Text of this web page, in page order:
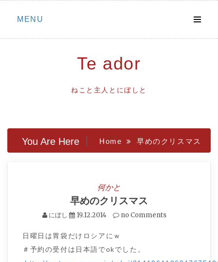
Skip
MENU
Te ador
ねこと主人とにぼしと
You Are Here Home 早めのクリスマス
何かと
早めのクリスマス
にぼし 19.12.2014 no Comments
日曜日は胃袋だけロシアにｗ
＃予約の受付は日本語でokでした。